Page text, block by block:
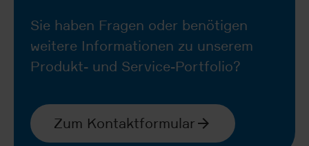
Sie haben Fragen oder benötigen
weitere Informationen zu unserem
Produkt- und Service-Portfolio?
Zum Kontaktformular